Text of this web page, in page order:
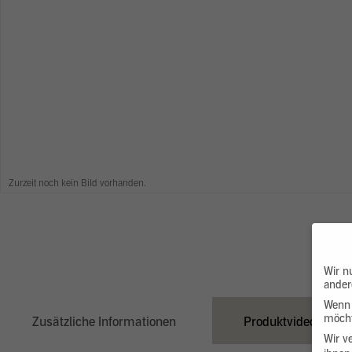
Zurzeit noch kein Bild vorhanden.
Zusätzliche Informationen Produktvideo
Wir
Wir